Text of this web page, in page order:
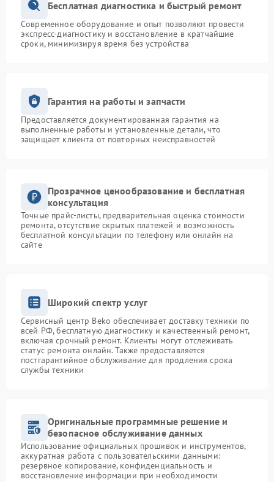
Бесплатная диагностика и быстрый ремонт
Современное оборудование и опыт позволяют провести
экспресс-диагностику и восстановление в кратчайшие
сроки, минимизируя время без устройства
Гарантия на работы и запчасти
Предоставляется документированная гарантия на
выполненные работы и установленные детали, что
защищает клиента от повторных неисправностей
Прозрачное ценообразование и бесплатная
консультация
Точные прайс-листы, предварительная оценка стоимости
ремонта, отсутствие скрытых платежей и возможность
бесплатной консультации по телефону или онлайн на
сайте
Широкий спектр услуг
Сервисный центр Beko обеспечивает доставку техники по
всей РФ, бесплатную диагностику и качественный ремонт,
включая срочный ремонт. Клиенты могут отслеживать
статус ремонта онлайн. Также предоставляется
постгарантийное обслуживание для продления срока
службы техники
Оригинальные программные решение и
безопасное обслуживание данных
Использование официальных прошивок и инструментов,
аккуратная работа с пользовательскими данными:
резервное копирование, конфиденциальность и
восстановление информации при необходимости